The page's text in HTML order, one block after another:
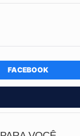
de
sucessivas
crucial, e
o
de uma
FACEBOOK